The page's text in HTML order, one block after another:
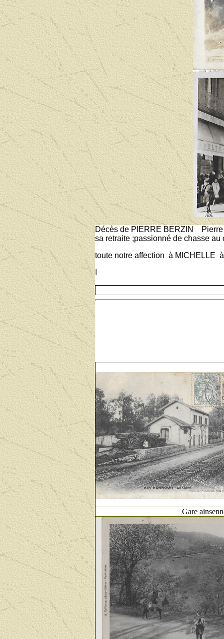
Décès de PIERRE BERZIN
sa retraite ;passionné de chasse au
toute notre affection à MICHELLE
Gare